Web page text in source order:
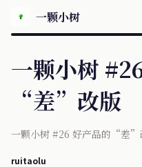
一颗小树
一颗小树
“差”改版
一颗小树 #26 好产品的“差”
ruitaolu